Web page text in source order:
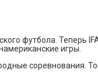
футбола. Теперь
игры.
соревнования.